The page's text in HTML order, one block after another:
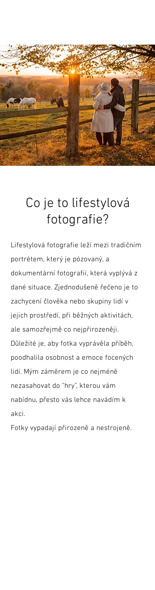
Co je to lifestylová
fotografie?
Lifestylová fotografie leží mezi tradičním
portrétem, který je pózovaný, a
dokumentární fotografií, která vyplývá z
dané situace. Zjednodušeně řečeno je to
zachycení člověka nebo skupiny lidí v
jejich prostředí, při běžných aktivitách,
ale samozřejmě co nejpřirozeněji.
Důležité je, aby fotka vyprávěla příběh,
poodhalila osobnost a emoce focených
lidí. Mým záměrem je co nejméně
nezasahovat do "hry", kterou vám
nabídnu, přesto vás lehce navádím k
akci.
Fotky vypadají přirozeně a nestrojeně.